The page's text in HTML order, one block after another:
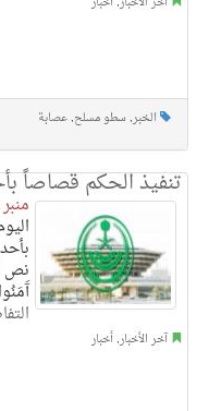
الخبر, سطو مسلح, عصابة
تنفيذ الحكم قصاصاً
نص
آخر الأخبار, أخبار